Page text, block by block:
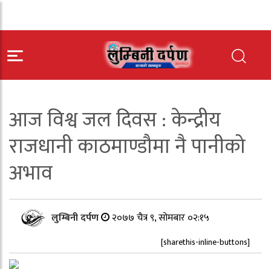
आज विश्व जल दिवस : केन्द्रीय
राजधानी काठमाण्डौमा नै पानीको
अभाव
लुम्बिनी दर्पण २०७७ चैत्र ९, सोमबार ०२:१५
[sharethis-inline-buttons]